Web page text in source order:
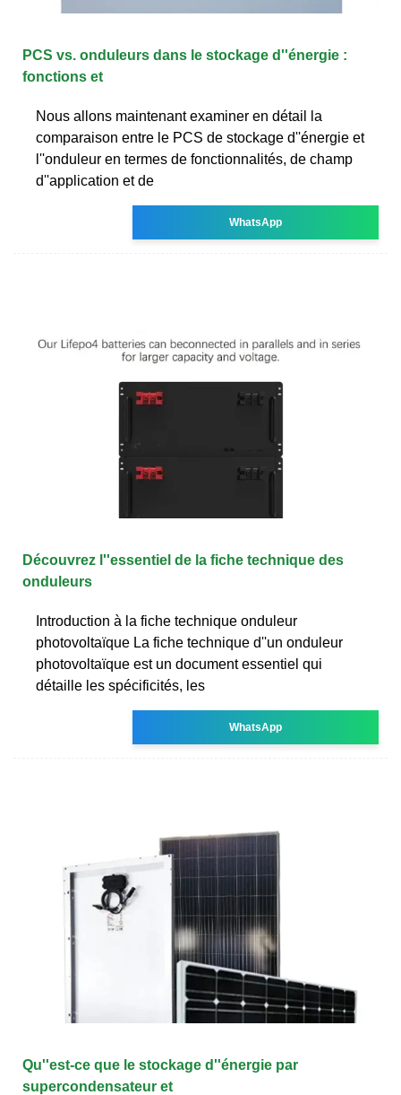
PCS vs. onduleurs dans le stockage d''énergie :
fonctions et
Nous allons maintenant examiner en détail la
comparaison entre le PCS de stockage d''énergie et
l''onduleur en termes de fonctionnalités, de champ
d''application et de
WhatsApp
Découvrez l''essentiel de la fiche technique des
onduleurs
Introduction à la fiche technique onduleur
photovoltaïque La fiche technique d''un onduleur
photovoltaïque est un document essentiel qui
détaille les spécificités, les
WhatsApp
Qu''est-ce que le stockage d''énergie par
supercondensateur et